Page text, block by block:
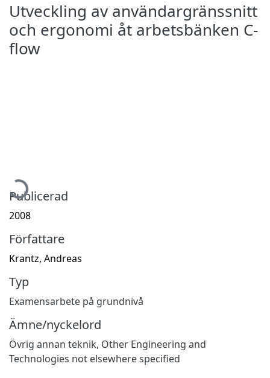
Utveckling av användargränssnitt
och ergonomi åt arbetsbänken C-
flow
Publicerad
2008
Författare
Krantz, Andreas
Typ
Examensarbete på grundnivå
Ämne/nyckelord
Övrig annan teknik, Other Engineering and
Technologies not elsewhere specified